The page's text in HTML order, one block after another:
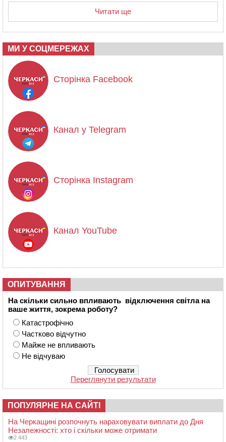
Читати ще
МИ У СОЦМЕРЕЖАХ
Сторінка Facebook
Канал у Telegram
Сторінка Instagram
Канал YouTube
ОПИТУВАННЯ
На скільки сильно впливають відключення світла на
ваше життя, зокрема роботу?
Катастрофічно
Частково відчутно
Майже не впливають
Не відчуваю
Переглянути результати
ПОПУЛЯРНЕ НА САЙТІ
На Черкащині розпочнуть нараховувати виплати до Дня
Незалежності: хто і скільки може отримати
2 443